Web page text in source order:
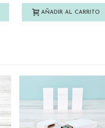
AÑADIR AL CARRITO